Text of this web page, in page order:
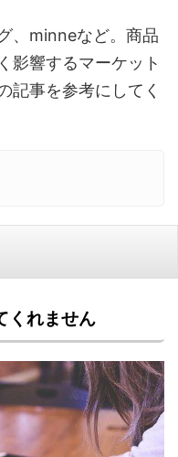
、minneなど。商品
影響するマーケット
記事を参考にしてく
くれません